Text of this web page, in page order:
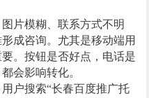
片模糊、联系方式不明
成咨询。尤其是移动端用
。按钮是否好点，电话是
会影响转化。
户搜索“长春百度推广托